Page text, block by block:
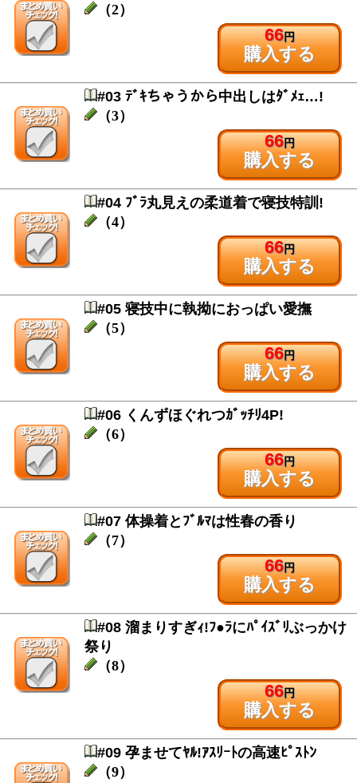
（2）
66円
購入する
#03 ﾃﾞｷちゃうから中出しはﾀﾞﾒｪ…!
（3）
66円
購入する
#04 ﾌﾞﾗ丸見えの柔道着で寝技特訓!
（4）
66円
購入する
#05 寝技中に執拗におっぱい愛撫
（5）
66円
購入する
#06 くんずほぐれつｶﾞｯﾁﾘ4P!
（6）
66円
購入する
#07 体操着とﾌﾞﾙﾏは性春の香り
（7）
66円
購入する
#08 溜まりすぎｨ!ﾌ●ﾗにﾊﾟｲｽﾞﾘぶっかけ
祭り
（8）
66円
購入する
#09 孕ませてﾔﾙ!ｱｽﾘｰﾄの高速ﾋﾟｽﾄﾝ
（9）